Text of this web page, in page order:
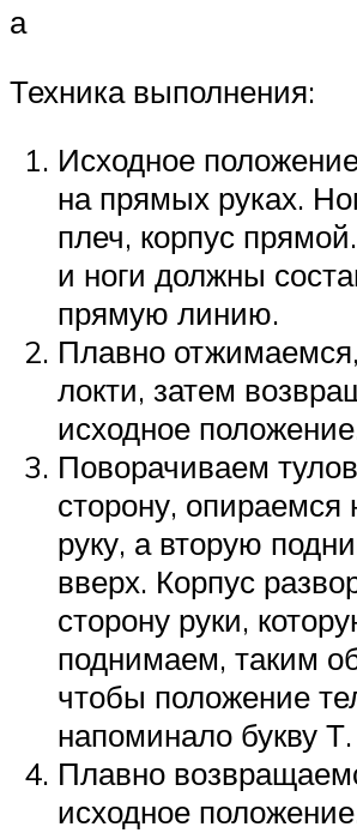
а
Техника выполнения:
Исходное
на прямых руках.
плеч, корпус
и ноги должны
прямую линию.
Плавно
локти, затем
исходное
Поворачиваем
сторону, опираемся
руку, а вторую
вверх. Корпус
сторону руки,
поднимаем, таким
чтобы положение
напоминало букву Т.
Плавно
исходное